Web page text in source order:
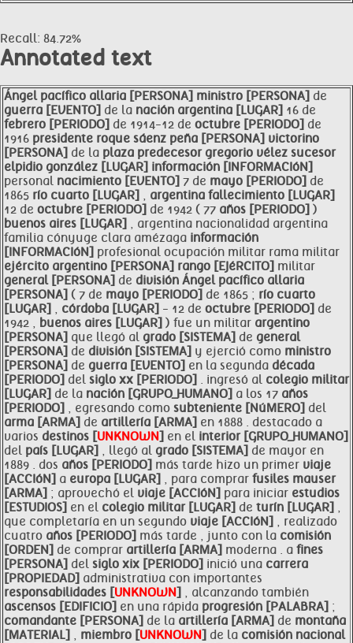
Recall: 84.72%
Annotated text
Ángel pacífico allaria [PERSONA] ministro [PERSONA] de
guerra [EVENTO] de la nación argentina [LUGAR] 16 de
febrero [PERIODO] de 1914-12 de octubre [PERIODO] de
1916 presidente roque sáenz peña [PERSONA] victorino
[PERSONA] de la plaza predecesor gregorio vélez sucesor
elpidio gonzález [LUGAR] información [INFORMACIóN]
personal nacimiento [EVENTO] 7 de mayo [PERIODO] de
1865 río cuarto [LUGAR] , argentina fallecimiento [LUGAR]
12 de octubre [PERIODO] de 1942 ( 77 años [PERIODO] )
buenos aires [LUGAR] , argentina nacionalidad argentina
familia cónyuge clara amézaga información
[INFORMACIóN] profesional ocupación militar rama militar
ejército argentino [PERSONA] rango [EJéRCITO] militar
general [PERSONA] de división Ángel pacífico allaria
[PERSONA] ( 7 de mayo [PERIODO] de 1865 ; río cuarto
[LUGAR] , córdoba [LUGAR] - 12 de octubre [PERIODO] de
1942 , buenos aires [LUGAR] ) fue un militar argentino
[PERSONA] que llegó al grado [SISTEMA] de general
[PERSONA] de división [SISTEMA] y ejerció como ministro
[PERSONA] de guerra [EVENTO] en la segunda década
[PERIODO] del siglo xx [PERIODO] . ingresó al colegio militar
[LUGAR] de la nación [GRUPO_HUMANO] a los 17 años
[PERIODO] , egresando como subteniente [NúMERO] del
arma [ARMA] de artillería [ARMA] en 1888 . destacado a
varios destinos [UNKNOWN] en el interior [GRUPO_HUMANO]
del país [LUGAR] , llegó al grado [SISTEMA] de mayor en
1889 . dos años [PERIODO] más tarde hizo un primer viaje
[ACCIóN] a europa [LUGAR] , para comprar fusiles mauser
[ARMA] ; aprovechó el viaje [ACCIóN] para iniciar estudios
[ESTUDIOS] en el colegio militar [LUGAR] de turín [LUGAR] ,
que completaría en un segundo viaje [ACCIóN] , realizado
cuatro años [PERIODO] más tarde , junto con la comisión
[ORDEN] de comprar artillería [ARMA] moderna . a fines
[PERSONA] del siglo xix [PERIODO] inició una carrera
[PROPIEDAD] administrativa con importantes
responsabilidades [UNKNOWN] , alcanzando también
ascensos [EDIFICIO] en una rápida progresión [PALABRA] ;
comandante [PERSONA] de la artillería [ARMA] de montaña
[MATERIAL] , miembro [UNKNOWN] de la comisión nacional